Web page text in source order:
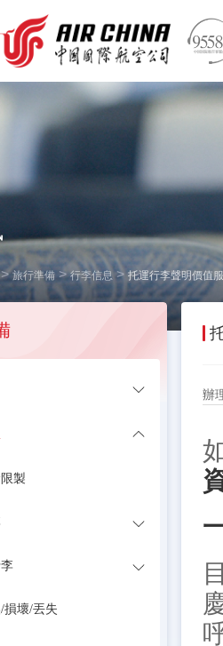
旅行準備>行李信息>托運行李聲明價值
製
損壞/丟失
辦